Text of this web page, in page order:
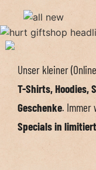
Unser kleiner
T-Shirts, Hoodies,
Geschenke. Immer
Specials in